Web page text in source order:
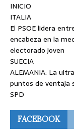
INICIO
ITALIA
El PSOE lidera
encabeza en la
electorado joven
SUECIA
ALEMANIA: La
puntos de ventaja
SPD
FACEBOOK